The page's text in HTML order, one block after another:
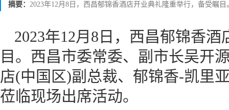
摘要： 2023年12月8日，西昌郁锦香酒店开业典礼隆重举行，备受瞩目
2023年12月8日，西昌郁锦香
目。西昌市委常委、副市长吴开
店(中国区)副总裁、郁锦香-凯里
莅临现场出席活动。